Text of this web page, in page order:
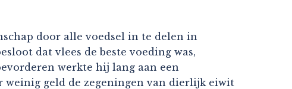
door alle voedsel in te delen in
dat vlees de beste voeding was,
werkte hij lang aan een
weinig geld de zegeningen van dierlijk eiwit